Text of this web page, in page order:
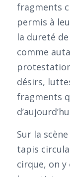
fragments
permis à
la dureté
comme
désirs,
fragments
Sur la
tapis
cirque, on